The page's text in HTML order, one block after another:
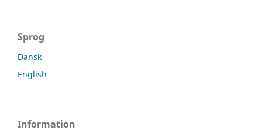
Sprog
Dansk
English
Information